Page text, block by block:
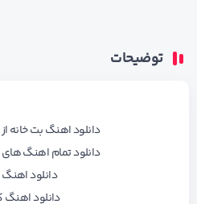
توضیحات
دانلود اهنگ بت خانه
دانلود تمام اهنگ
دانلود
دانلود اهنگ